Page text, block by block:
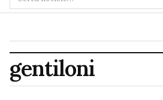
nel
gentiloni